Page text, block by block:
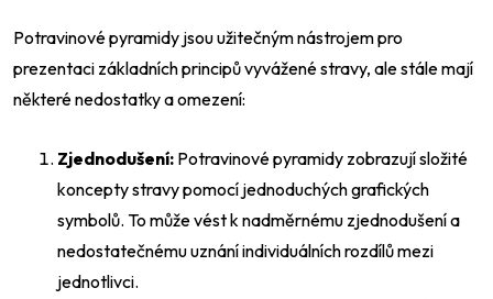
Potravinové pyramidy jsou užitečným nástrojem pro
prezentaci základních principů vyvážené stravy, ale stále mají
některé nedostatky a omezení:
Zjednodušení: Potravinové pyramidy zobrazují složité
koncepty stravy pomocí jednoduchých grafických
symbolů. To může vést k nadměrnému zjednodušení a
nedostatečnému uznání individuálních rozdílů mezi
jednotlivci.